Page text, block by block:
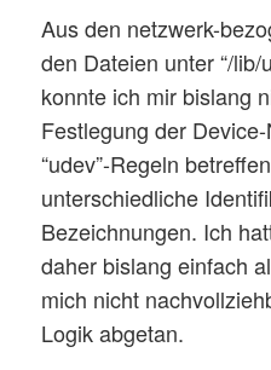
Aus den netzwerk-
den Dateien unter “/
konnte ich mir bislang
Festlegung der
“udev”-Regeln
unterschiedliche
Bezeichnungen. Ich
daher bislang einfach
mich nicht
Logik abgetan.